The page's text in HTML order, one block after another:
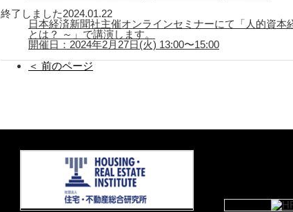
終了しました2024.01.22
日本経済新聞社主催オンラインセミナーにて「人的資
とは？ ～」で講演します。
開催日：2024年2月27日(火) 13:00〜15:00
＜ 前のページ